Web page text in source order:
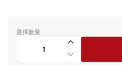
選擇數量